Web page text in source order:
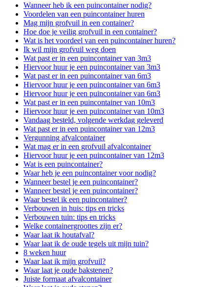
Wanneer heb ik een puincontainer nodig?
Voordelen van een puincontainer huren
Mag mijn grofvuil in een container?
Hoe doe je veilig grofvuil in een container?
Wat is het voordeel van een puincontainer huren?
Ik wil mijn grofvuil weg doen
Wat past er in een puincontainer van 3m3
Hiervoor huur je een puincontainer van 3m3
Wat past er in een puincontainer van 6m3
Hiervoor huur je een puincontainer van 6m3
Hiervoor huur je een puincontainer van 6m3
Wat past er in een puincontainer van 10m3
Hiervoor huur je een puincontainer van 10m3
Vandaag besteld, volgende werkdag geleverd
Wat past er in een puincontainer van 12m3
Vergunning afvalcontainer
Wat mag er in een grofvuil afvalcontainer
Hiervoor huur je een puincontainer van 12m3
Wat is een puincontainer?
Waar heb je een puincontainer voor nodig?
Wanneer bestel je een puincontainer?
Wanneer bestel je een puincontainer?
Waar bestel ik een puincontainer?
Verbouwen in huis: tips en tricks
Verbouwen tuin: tips en tricks
Welke containergroottes zijn er?
Waar laat ik houtafval?
Waar laat ik de oude tegels uit mijn tuin?
8 weken huur
Waar laat ik mijn grofvuil?
Waar laat je oude bakstenen?
Juiste formaat afvalcontainer